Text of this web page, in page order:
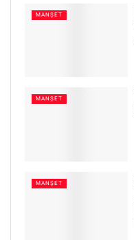
MANŞET
MANŞET
MANŞET